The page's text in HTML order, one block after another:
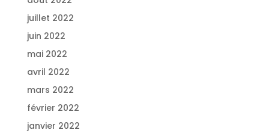
juillet 2022
juin 2022
mai 2022
avril 2022
mars 2022
février 2022
janvier 2022